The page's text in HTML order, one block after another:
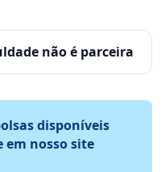
não é parceira
disponíveis
em nosso site